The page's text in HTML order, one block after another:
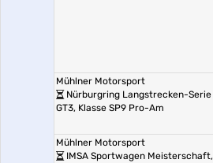
Mühlner Motorsport
Nürburgring Langstrecken-Serie
GT3, Klasse SP9 Pro-Am
Mühlner Motorsport
IMSA Sportwagen Meisterschaft,